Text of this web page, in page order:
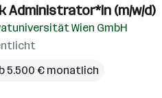
Administrator*in (m/w/d)
Wien GmbH
5.500 € monatlich